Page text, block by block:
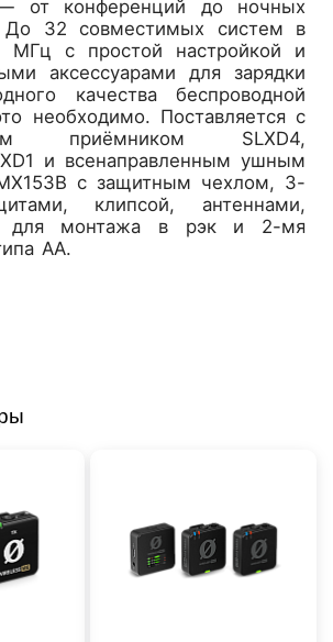
от конференций до ночных
До 32 совместимых систем в
МГц с простой настройкой и
аксессуарами для зарядки
качества беспроводной
необходимо. Поставляется с
приёмником SLXD4,
и всенаправленным ушным
с защитным чехлом, 3-
клипсой, антеннами,
для монтажа в рэк и 2-мя
АА.